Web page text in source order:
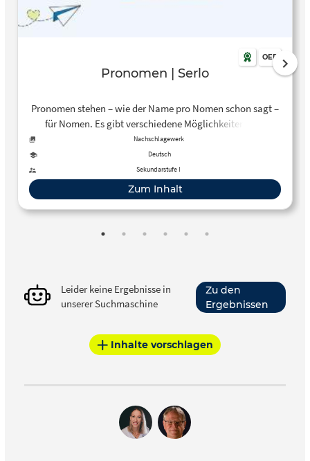
OER
Pronomen | Serlo
Pronomen stehen – wie der Name pro Nomen schon sagt –
für Nomen. Es gibt verschiedene Möglichkeiten, wie
Pronomen Nomen ersetzen können. …
Nachschlagewerk
Deutsch
Sekundarstufe I
Zum Inhalt
Leider keine Ergebnisse in
unserer Suchmaschine
Zu den
Ergebnissen
Inhalte vorschlagen